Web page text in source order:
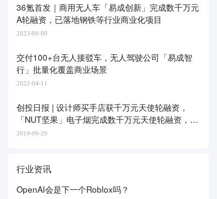
36氪首发｜商用无人车「易成创新」完成数千万元
A轮融资，已落地钢铁等行业商业化项目
2023-06-09
交付100+台无人接驳车，无人驾驶公司「易成智
行」批量化覆盖商业场景
2022-04-11
创投日报 | 设计师买手店获千万元天使轮融资，
「NUT坚果」电子烟完成数千万元天使轮融资，以
及今天值得关注早期项目
2019-09-29
行业资讯
OpenAI会是下一个Roblox吗？